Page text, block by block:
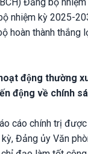
nhiệm kỳ 2025-
hoàn thành thắng
động thường
động về chính
cáo chính trị
Đảng ủy Văn